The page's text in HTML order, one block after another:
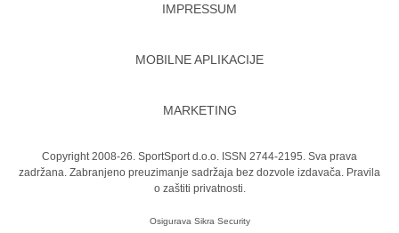
IMPRESSUM
MOBILNE APLIKACIJE
MARKETING
Copyright 2008-26. SportSport d.o.o. ISSN 2744-2195. Sva prava
zadržana. Zabranjeno preuzimanje sadržaja bez dozvole izdavača. Pravila
o zaštiti privatnosti.
Osigurava Sikra Security